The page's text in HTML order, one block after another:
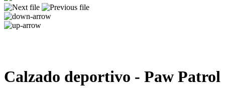
Calzado deportivo - Paw Patrol